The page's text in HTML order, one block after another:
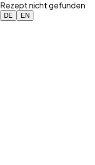
Rezept nicht gefunden
DE EN